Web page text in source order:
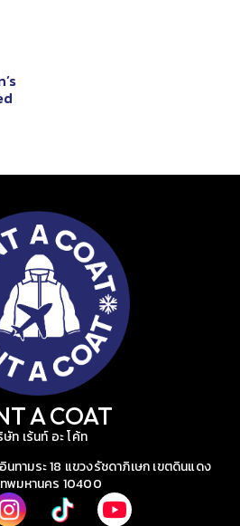
A COAT
ท เร้นท์ อะ โค้ท
ามระ 18 แขวงรัชดาภิเษก เขตดินแดง
พมหานคร 10400